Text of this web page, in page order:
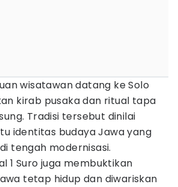
wisatawan datang ke Solo
kirab pusaka dan ritual tapa
Tradisi tersebut dinilai
identitas budaya Jawa yang
tengah modernisasi.
1 Suro juga membuktikan
tetap hidup dan diwariskan